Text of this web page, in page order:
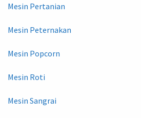
Mesin Pertanian
Mesin Peternakan
Mesin Popcorn
Mesin Roti
Mesin Sangrai